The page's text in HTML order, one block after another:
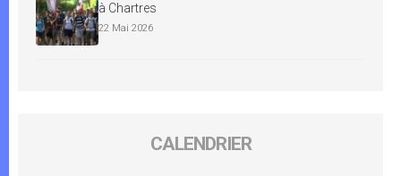
à Chartres
22 Mai 2026
CALENDRIER